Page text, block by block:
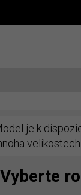
je k
velikostech
Vyberte